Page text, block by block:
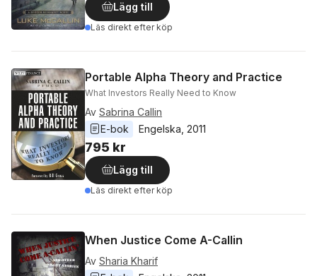
Lägg till
Läs direkt efter köp
Portable Alpha Theory and Practice
What Investors Really Need to Know
Av Sabrina Callin
E-bok
Engelska, 2011
795 kr
Lägg till
Läs direkt efter köp
When Justice Come A-Callin
Av Sharia Kharif